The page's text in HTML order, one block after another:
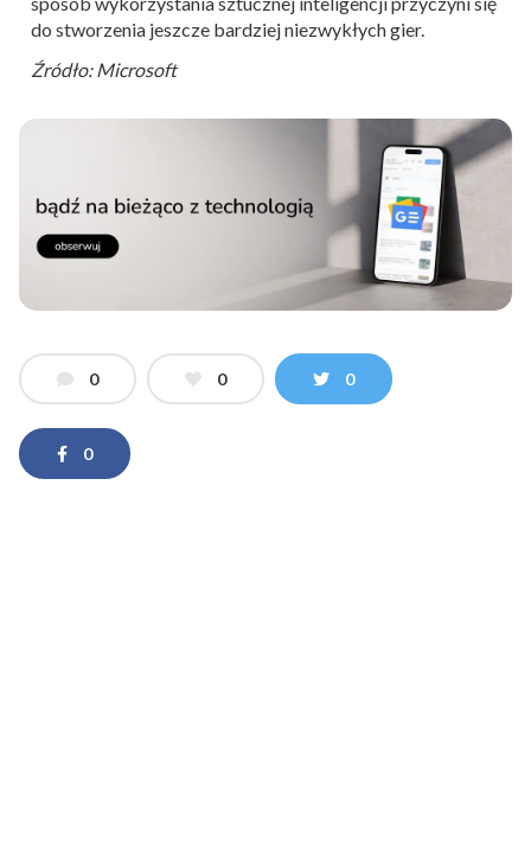
do stworzenia jeszcze bardziej niezwykłych gier.
Źródło: Microsoft
0 0 0
0